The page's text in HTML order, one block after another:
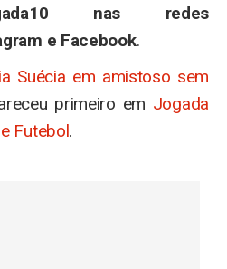
nas redes
e Facebook.
Suécia em amistoso sem
primeiro em Jogada
Futebol.